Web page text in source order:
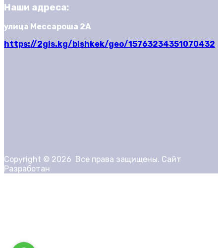
Наши адреса:
улица Мессароша 2А
https://2gis.kg/bishkek/geo/15763234351070432
Copyright © 2026 Все права защищены. Сайт
Разработан